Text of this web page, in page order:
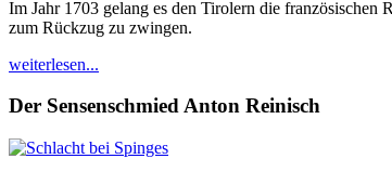
Im Jahr 1703 gelang es den Tirolern die
zum Rückzug zu zwingen.
weiterlesen...
Der Sensenschmied Anton Reinisch